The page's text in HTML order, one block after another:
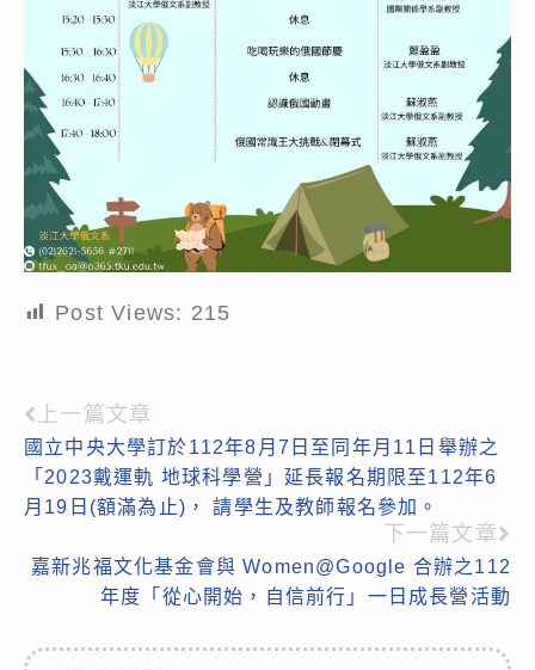
Post Views: 215
Read
more
articles
上一篇文章
國立中央大學訂於112年8月7日至同年月11日舉辦之
「2023戴運軌 地球科學營」延長報名期限至112年6
月19日(額滿為止)， 請學生及教師報名參加。
下一篇文章
嘉新兆福文化基金會與 Women@Google 合辦之112
年度「從心開始，自信前行」一日成長營活動